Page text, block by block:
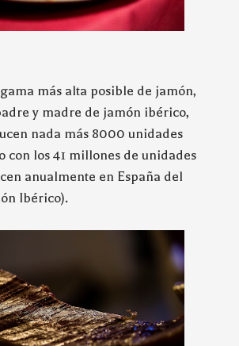
más alta posible de jamón,
y madre de jamón ibérico,
nada más 8000 unidades
con los 41 millones de unidades
anualmente en España del
Ibérico).